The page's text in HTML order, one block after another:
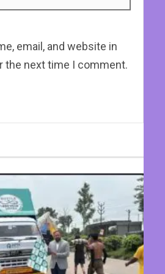
email, and website in
the next time I comment.